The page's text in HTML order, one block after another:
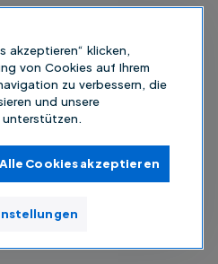
akzeptieren“ klicken,
von Cookies auf Ihrem
zu verbessern, die
und unsere
unterstützen.
Alle Cookies akzeptieren